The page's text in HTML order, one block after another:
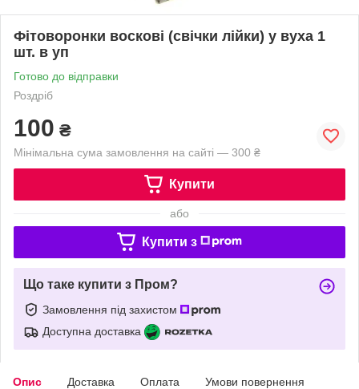
Фітоворонки воскові (свічки лійки) у вуха 1
шт. в уп
Готово до відправки
Роздріб
100 ₴
Мінімальна сума замовлення на сайті — 300 ₴
Купити
або
Купити з
Що таке купити з Пром?
Замовлення під захистом
Доступна доставка
Опис Доставка Оплата Умови повернення